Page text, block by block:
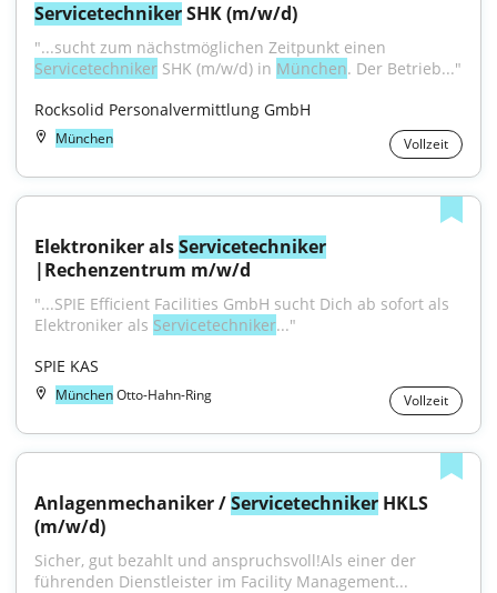
Servicetechniker SHK (m/w/d)
Servicetechniker SHK (m/w/d) in München. Der Betrieb..."
Rocksolid Personalvermittlung GmbH
München Vollzeit
Elektroniker als Servicetechniker
|Rechenzentrum m/w/d
"...SPIE Efficient Facilities GmbH sucht Dich ab sofort als
Elektroniker als Servicetechniker..."
SPIE KAS
MünchenOtto-Hahn-Ring Vollzeit
Anlagenmechaniker / Servicetechniker HKLS
(m/w/d)
Sicher, gut bezahlt und anspruchsvoll!Als einer der
führenden Dienstleister im Facility Management...